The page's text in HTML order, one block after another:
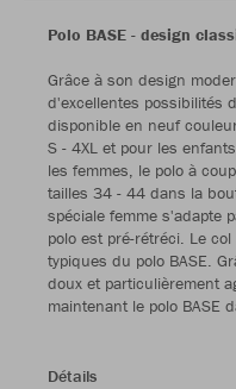
Polo BASE - design
Grâce à son design
d'excellentes possibilités
disponible en neuf
S - 4XL et pour les
les femmes, le polo à
tailles 34 - 44 dans la
spéciale femme s'adapte
polo est pré-rétréci. Le
typiques du polo BASE.
doux et particulièrement
maintenant le polo BASE
Détails